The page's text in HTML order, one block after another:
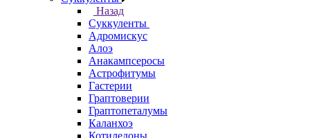
Назад
Суккуленты
Адромискус
Алоэ
Анакампсеросы
Астрофитумы
Гастерии
Граптоверии
Граптопеталумы
Каланхоэ
Котиледоны